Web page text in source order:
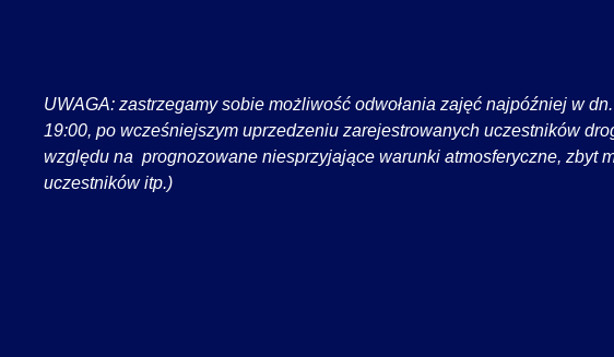
UWAGA: zastrzegamy sobie możliwość odwołania zajęć najpóźniej w
19:00, po wcześniejszym uprzedzeniu zarejestrowanych uczestników
względu na prognozowane niesprzyjające warunki atmosferyczne, zbyt
uczestników itp.)